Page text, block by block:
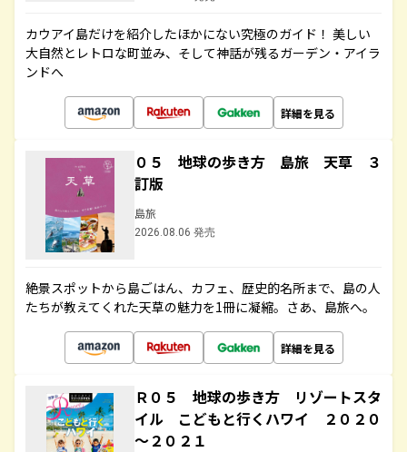
カウアイ島だけを紹介したほかにない究極のガイド！ 美しい
大自然とレトロな町並み、そして神話が残るガーデン・アイラ
ンドへ
詳細を見る
０５ 地球の歩き方 島旅 天草 ３
訂版
島旅
2026.08.06 発売
絶景スポットから島ごはん、カフェ、歴史的名所まで、島の人
たちが教えてくれた天草の魅力を1冊に凝縮。さあ、島旅へ。
詳細を見る
Ｒ０５ 地球の歩き方 リゾートスタ
イル こどもと行くハワイ ２０２０
～２０２１